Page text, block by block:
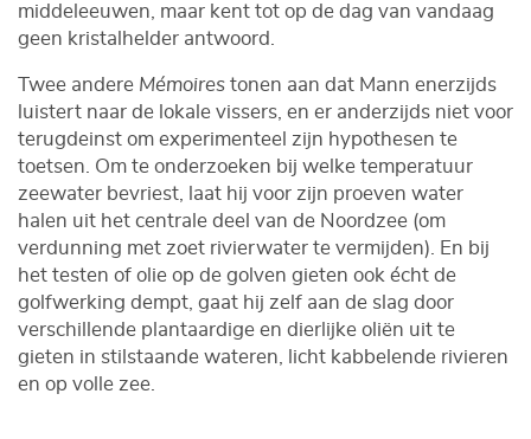
middeleeuwen, maar kent tot op de dag van vandaag
geen kristalhelder antwoord.
Twee andere Mémoires tonen aan dat Mann enerzijds
luistert naar de lokale vissers, en er anderzijds niet voor
terugdeinst om experimenteel zijn hypothesen te
toetsen. Om te onderzoeken bij welke temperatuur
zeewater bevriest, laat hij voor zijn proeven water
halen uit het centrale deel van de Noordzee (om
verdunning met zoet rivierwater te vermijden). En bij
het testen of olie op de golven gieten ook écht de
golfwerking dempt, gaat hij zelf aan de slag door
verschillende plantaardige en dierlijke oliën uit te
gieten in stilstaande wateren, licht kabbelende rivieren
en op volle zee.